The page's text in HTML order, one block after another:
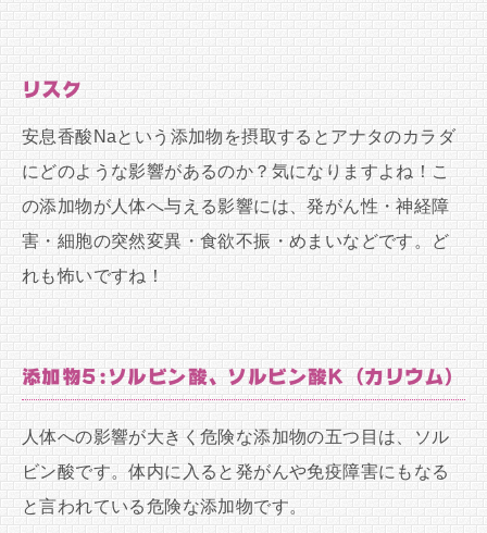
リスク
安息香酸Naという添加物を摂取するとアナタのカラダ
にどのような影響があるのか？気になりますよね！こ
の添加物が人体へ与える影響には、発がん性・神経障
害・細胞の突然変異・食欲不振・めまいなどです。ど
れも怖いですね！
添加物5:ソルビン酸、ソルビン酸K（カリウム）
人体への影響が大きく危険な添加物の五つ目は、ソル
ビン酸です。体内に入ると発がんや免疫障害にもなる
と言われている危険な添加物です。